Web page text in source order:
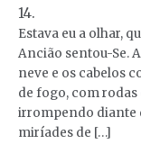
14.
Estava eu a olhar,
Ancião sentou-Se.
neve e os cabelos
de fogo, com
irrompendo diante
miríades de […]